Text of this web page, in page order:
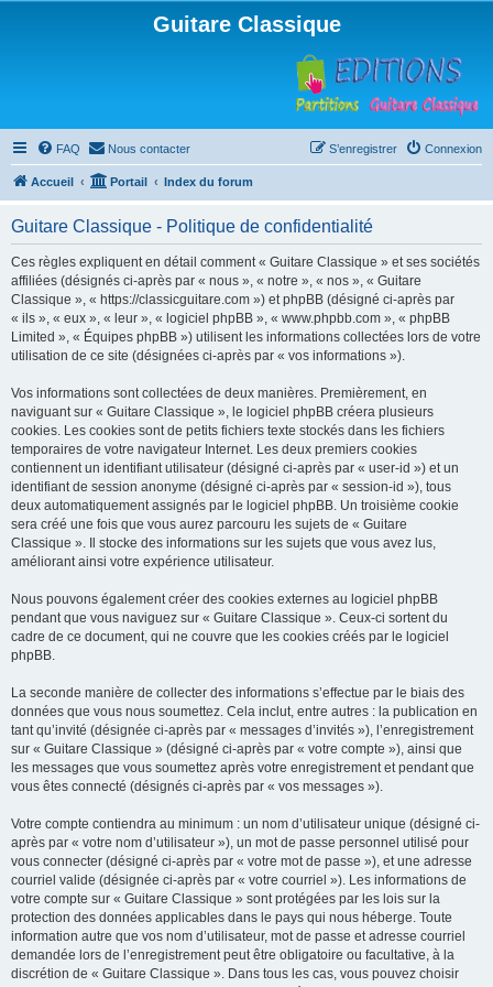
Guitare Classique
FAQ Nous contacter Connexion
S’enregistrer
Accueil Portail Index du forum
Guitare Classique - Politique de confidentialité
Ces règles expliquent en détail comment « Guitare Classique » et ses sociétés
affiliées (désignés ci-après par « nous », « notre », « nos », « Guitare
Classique », « https://classicguitare.com ») et phpBB (désigné ci-après par
« ils », « eux », « leur », « logiciel phpBB », « www.phpbb.com », « phpBB
Limited », « Équipes phpBB ») utilisent les informations collectées lors de votre
utilisation de ce site (désignées ci-après par « vos informations »).
Vos informations sont collectées de deux manières. Premièrement, en
naviguant sur « Guitare Classique », le logiciel phpBB créera plusieurs
cookies. Les cookies sont de petits fichiers texte stockés dans les fichiers
temporaires de votre navigateur Internet. Les deux premiers cookies
contiennent un identifiant utilisateur (désigné ci-après par « user-id ») et un
identifiant de session anonyme (désigné ci-après par « session-id »), tous
deux automatiquement assignés par le logiciel phpBB. Un troisième cookie
sera créé une fois que vous aurez parcouru les sujets de « Guitare
Classique ». Il stocke des informations sur les sujets que vous avez lus,
améliorant ainsi votre expérience utilisateur.
Nous pouvons également créer des cookies externes au logiciel phpBB
pendant que vous naviguez sur « Guitare Classique ». Ceux-ci sortent du
cadre de ce document, qui ne couvre que les cookies créés par le logiciel
phpBB.
La seconde manière de collecter des informations s’effectue par le biais des
données que vous nous soumettez. Cela inclut, entre autres : la publication en
tant qu’invité (désignée ci-après par « messages d’invités »), l’enregistrement
sur « Guitare Classique » (désigné ci-après par « votre compte »), ainsi que
les messages que vous soumettez après votre enregistrement et pendant que
vous êtes connecté (désignés ci-après par « vos messages »).
Votre compte contiendra au minimum : un nom d’utilisateur unique (désigné ci-
après par « votre nom d’utilisateur »), un mot de passe personnel utilisé pour
vous connecter (désigné ci-après par « votre mot de passe »), et une adresse
courriel valide (désignée ci-après par « votre courriel »). Les informations de
votre compte sur « Guitare Classique » sont protégées par les lois sur la
protection des données applicables dans le pays qui nous héberge. Toute
information autre que vos nom d’utilisateur, mot de passe et adresse courriel
demandée lors de l’enregistrement peut être obligatoire ou facultative, à la
discrétion de « Guitare Classique ». Dans tous les cas, vous pouvez choisir